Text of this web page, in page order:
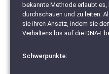
bekannte Methode erlaubt
durchschauen und zu leiten.
sie ihren Ansatz, indem sie
Verhaltens bis auf die DNA-
Schwerpunkte: